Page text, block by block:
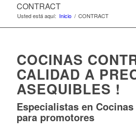
CONTRACT
Usted está aquí: Inicio / CONTRACT
COCINAS
CALIDAD A
ASEQUIBLES !
Especialistas en
para promotores